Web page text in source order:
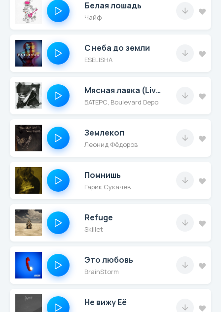
Белая лошадь
Чайф
С неба до земли
ESELISHA
Мясная лавка (Live at Roof Records)
БАТЕРС, Boulevard Depo
Землекоп
Леонид Фёдоров
Помнишь
Гарик Сукачёв
Refuge
Skillet
Это любовь
BrainStorm
Не вижу Её